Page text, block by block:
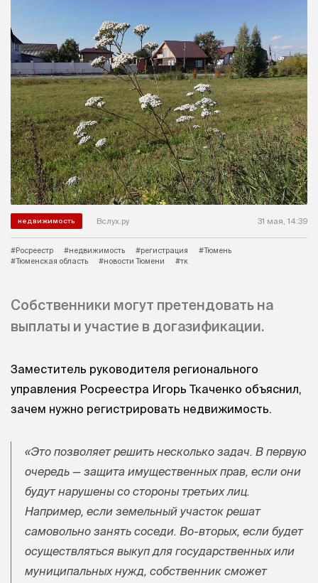
недвижимость Вслух.ру 31 мая, 14:39
#Росреестр #недвижимость #регистрация
#Тюмень
#Тюменская область
#новости Тюмени #тк
Собственники могут претендовать на
выплаты и участие в догазификации.
Заместитель руководителя регионального
управления Росреестра Игорь Ткаченко объяснил,
зачем нужно регистрировать недвижимость.
«Это позволяет решить несколько задач. В первую
очередь — защита имущественных прав, если они
будут нарушены со стороны третьих лиц.
Например, если земельный участок решат
самовольно занять соседи. Во-вторых, если будет
осуществляться выкуп для государственных или
муниципальных нужд, собственник сможет